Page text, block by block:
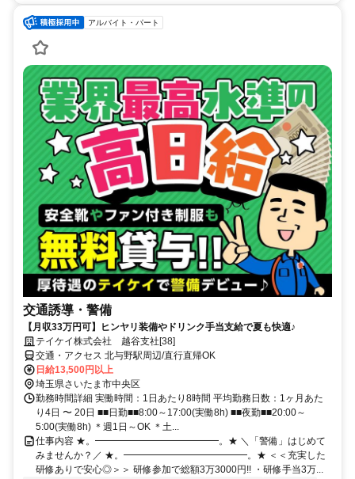
アルバイト・パート
交通誘導・警備
【月収33万円可】ヒンヤリ装備やドリンク手当支給で夏も快適♪
テイケイ株式会社 越谷支社[38]
交通・アクセス 北与野駅周辺/直行直帰OK
日給13,500円以上
埼玉県さいたま市中央区
勤務時間詳細 実働時間：1日あたり8時間 平均勤務日数：1ヶ月あた
り4日 〜 20日 ■■日勤■■8:00～17:00(実働8h) ■■夜勤■■20:00～
5:00(実働8h) ＊週1日～OK ＊土...
仕事内容 ★。━━━━━━━━━━━━━。★ ＼「警備」はじめて
みませんか？／ ★。━━━━━━━━━━━━━。★ ＜＜充実した
研修ありで安心◎＞＞ 研修参加で総額3万3000円!! ・研修手当3万...